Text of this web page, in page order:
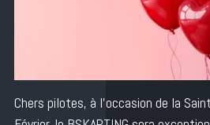
Chers pilotes, à l’occasion de la